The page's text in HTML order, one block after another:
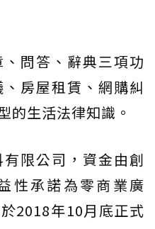
問答、辭典三項功
房屋租賃、網購糾
的生活法律知識。
限公司，資金由創
性承諾為零商業廣
2018年10月底正式